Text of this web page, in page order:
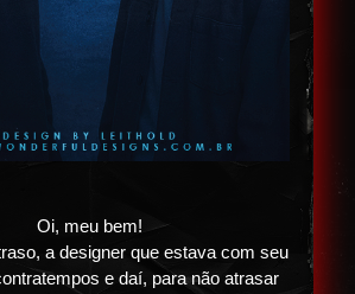
Oi, meu bem!
a designer que estava com seu
e daí, para não atrasar